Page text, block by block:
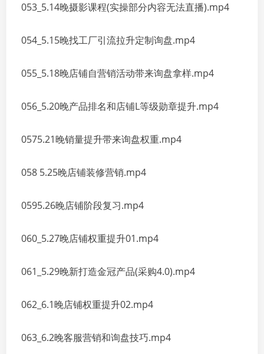
053_5.14晚摄影课程(实操部分内容无法直播).mp4
054_5.15晚找工厂引流拉升定制询盘.mp4
055_5.18晚店铺自营销活动带来询盘拿样.mp4
056_5.20晚产品排名和店铺L等级勋章提升.mp4
0575.21晚销量提升带来询盘权重.mp4
058 5.25晚店铺装修营销.mp4
0595.26晚店铺阶段复习.mp4
060_5.27晚店铺权重提升01.mp4
061_5.29晚新打造金冠产品(采购4.0).mp4
062_6.1晚店铺权重提升02.mp4
063_6.2晚客服营销和询盘技巧.mp4